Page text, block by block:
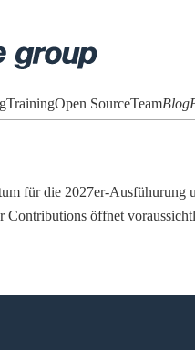
TrainingOpen SourceTeamBlog
für die 2027er-Ausfühurung
öffnet